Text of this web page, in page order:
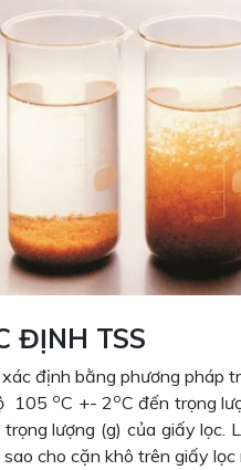
ĐỊNH TSS
định bằng phương pháp
105 oC +- 2 oC đến trọng
lượng (g) của giấy
cho cặn khô trên giấy